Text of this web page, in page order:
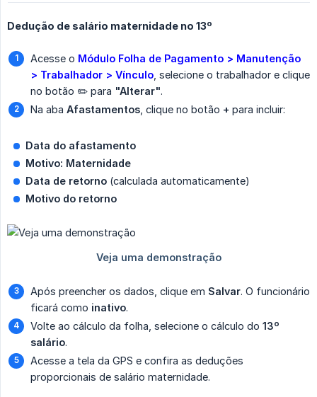
Dedução de salário maternidade no 13º
Acesse o Módulo Folha de Pagamento > Manutenção
> Trabalhador > Vínculo , selecione o trabalhador e clique
no botão ✏️ para "Alterar".
Na aba Afastamentos , clique no botão + para incluir:
Data do afastamento
Motivo: Maternidade
Data de retorno (calculada automaticamente)
Motivo do retorno
Após preencher os dados, clique em Salvar. O funcionário
ficará como inativo.
Volte ao cálculo da folha, selecione o cálculo do 13º
salário.
Acesse a tela da GPS e confira as deduções
proporcionais de salário maternidade.